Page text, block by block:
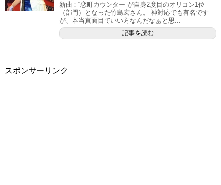
新曲：“恋町カウンター”が自身2度目のオリコン1位
（部門）となった竹島宏さん。 神対応でも有名です
が、本当真面目でいい方なんだなぁと思...
記事を読む
スポンサーリンク